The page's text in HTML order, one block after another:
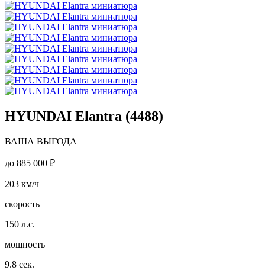
HYUNDAI Elantra (4488)
ВАША ВЫГОДА
до 885 000 ₽
203 км/ч
скорость
150 л.с.
мощность
9.8 сек.